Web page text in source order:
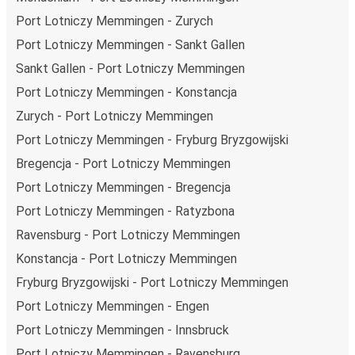
niż podróż samochodem czy samolotem. Stale pracujemy
nad tym, by jeszcze bardziej zmniejszać ślad węglowy,
stosując wysokie standardy środowiskowe w całej naszej
flocie autobusów, wykorzystując alternatywne
pasażerom możliwość zrekompensowania emisji
dwutlenku węgla przy zakupie biletu.
Średni koszt podróży autobusem na trasie Port Lotniczy
Memmingen - Bregencja to36,99 zł, co sprawia, że
środków transportu.
Podróż z: Port Lotniczy Memmingen
Port Lotniczy Memmingen: podróżujesz z tego miasta i
wiedzieć.
Port Lotniczy Memmingen jest węzłem komunikacyjnym z
przystankiem autobusowym; 37 połączeniami do innych
miast i codziennie zabiera podróżujących na przejazdy
Port Lotniczy Memmingen - Zurych
Port Lotniczy Memmingen - Sankt Gallen
Sankt Gallen - Port Lotniczy Memmingen
Port Lotniczy Memmingen - Konstancja
Zurych - Port Lotniczy Memmingen
Port Lotniczy Memmingen - Fryburg Bryzgowijski
Bregencja - Port Lotniczy Memmingen
Port Lotniczy Memmingen - Bregencja
Port Lotniczy Memmingen - Ratyzbona
Ravensburg - Port Lotniczy Memmingen
Konstancja - Port Lotniczy Memmingen
Fryburg Bryzgowijski - Port Lotniczy Memmingen
Port Lotniczy Memmingen - Engen
Port Lotniczy Memmingen - Innsbruck